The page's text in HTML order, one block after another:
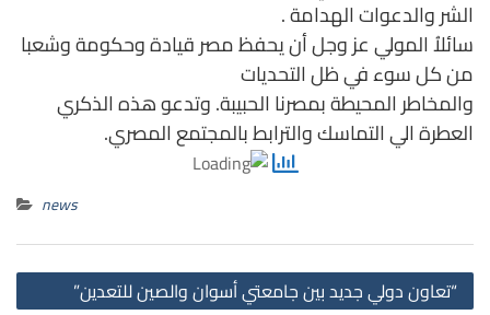
الشر والدعوات الهدامة .
سائلاُ المولي عز وجل أن يحفظ مصر قيادة وحكومة وشعبا
من كل سوء في ظل التحديات
والمخاطر المحيطة بمصرنا الحبيبة. وتدعو هذه الذكري
العطرة الي التماسك والترابط بالمجتمع المصري.
news
“تعاون دولي جديد بين جامعتي أسوان والصين للتعدين”